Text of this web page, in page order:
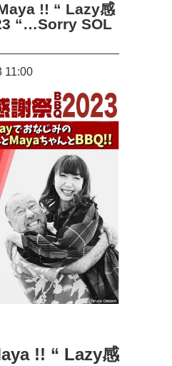
!! “ Lazy感
“…Sorry SOL
11:00
!! “ Lazy感